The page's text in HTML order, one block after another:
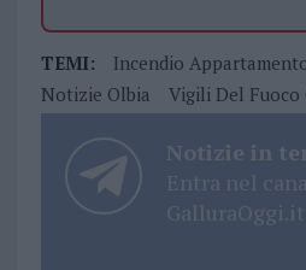
TEMI:
Incendio
Notizie Olbia
Vigili Del Fuoco
Notizie in
Entra nel
GalluraOggi.it